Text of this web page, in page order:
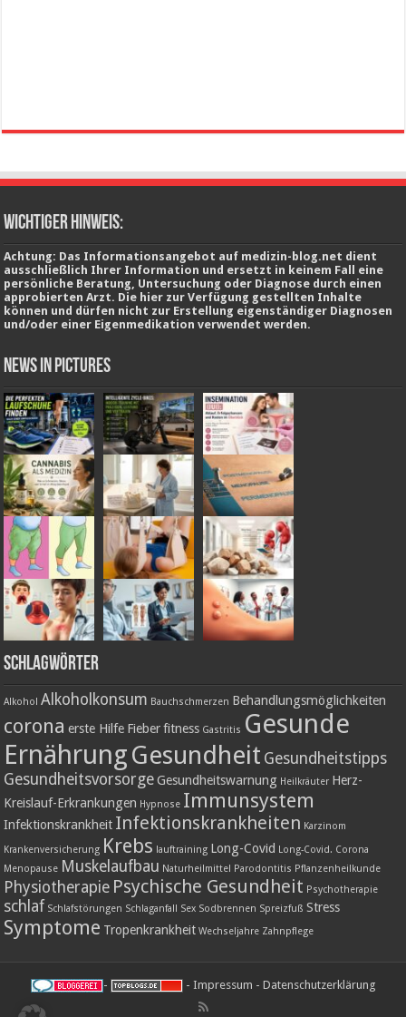
wichtiger Hinweis:
Achtung: Das Informationsangebot auf medizin-blog.net dient
ausschließlich Ihrer Information und ersetzt in keinem Fall eine
persönliche Beratung, Untersuchung oder Diagnose durch einen
approbierten Arzt. Die hier zur Verfügung gestellten Inhalte
können und dürfen nicht zur Erstellung eigenständiger Diagnosen
und/oder einer Eigenmedikation verwendet werden.
News in Pictures
Schlagwörter
Alkohol Alkoholkonsum Bauchschmerzen Behandlungsmöglichkeiten
corona erste Hilfe Fieber fitness Gastritis Gesunde
ErnährungGesundheit Gesundheitstipps
Gesundheitsvorsorge Gesundheitswarnung Heilkräuter Herz-
Kreislauf-Erkrankungen Hypnose Immunsystem
Infektionskrankheit Infektionskrankheiten Karzinom
Krankenversicherung Krebs lauftraining Long-Covid Long-Covid. Corona
Menopause Muskelaufbau Naturheilmittel Parodontitis Pflanzenheilkunde
Physiotherapie Psychische Gesundheit Psychotherapie
schlaf Schlafstörungen Schlaganfall Sex Sodbrennen Spreizfuß Stress
Symptome Tropenkrankheit Wechseljahre Zahnpflege
- - Impressum - Datenschutzerklärung